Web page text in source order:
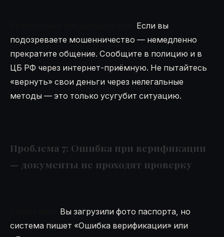
Если вы
подозреваете мошенничество — немедленно
прекратите общение. Сообщите в полицию и в
ЦБ РФ через интернет-приёмную. Не пытайтесь
«вернуть» свои деньги через нелегальные
методы — это только усугубит ситуацию.
Проблема 7: Ошибка при верификации
— документы не проходят проверку
Вы загрузили фото паспорта, но
система пишет «Ошибка верификации» или